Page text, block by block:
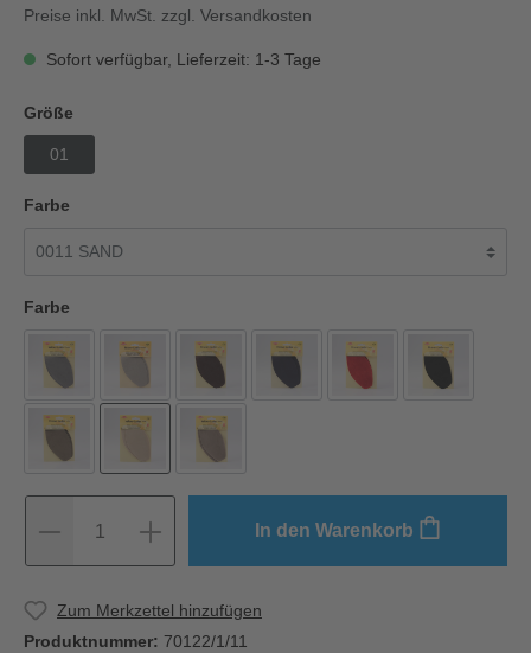
Preise inkl. MwSt. zzgl. Versandkosten
Sofort verfügbar, Lieferzeit: 1-3 Tage
Größe
01
Farbe
Farbe
1 In den Warenkorb
Zum Merkzettel hinzufügen
Produktnummer: 70122/1/11